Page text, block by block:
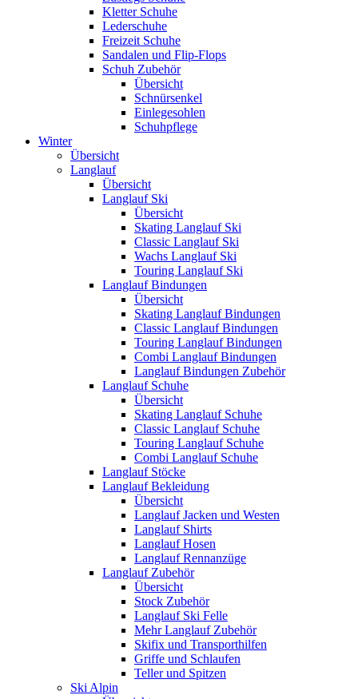
Kletter Schuhe
Lederschuhe
Freizeit Schuhe
Sandalen und Flip-Flops
Schuh Zubehör
Übersicht
Schnürsenkel
Einlegesohlen
Schuhpflege
Winter
Übersicht
Langlauf
Übersicht
Langlauf Ski
Übersicht
Skating Langlauf Ski
Classic Langlauf Ski
Wachs Langlauf Ski
Touring Langlauf Ski
Langlauf Bindungen
Übersicht
Skating Langlauf Bindungen
Classic Langlauf Bindungen
Touring Langlauf Bindungen
Combi Langlauf Bindungen
Langlauf Bindungen Zubehör
Langlauf Schuhe
Übersicht
Skating Langlauf Schuhe
Classic Langlauf Schuhe
Touring Langlauf Schuhe
Combi Langlauf Schuhe
Langlauf Stöcke
Langlauf Bekleidung
Übersicht
Langlauf Jacken und Westen
Langlauf Shirts
Langlauf Hosen
Langlauf Rennanzüge
Langlauf Zubehör
Übersicht
Stock Zubehör
Langlauf Ski Felle
Mehr Langlauf Zubehör
Skifix und Transporthilfen
Griffe und Schlaufen
Teller und Spitzen
Ski Alpin